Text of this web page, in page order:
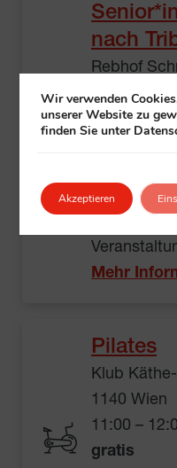
nach
Rebhof
Badner
11:00 –
Mehr
Pilates
Klub
1140 Wien
11:00 –
gratis
Wir verwenden
unserer Website zu
finden Sie unter
Akzeptieren